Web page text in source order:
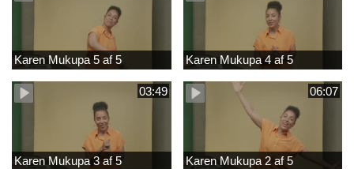
Karen Mukupa 5 af 5 Karen Mukupa 4 af 5
03:49
Karen Mukupa 3 af 5
06:07
Karen Mukupa 2 af 5